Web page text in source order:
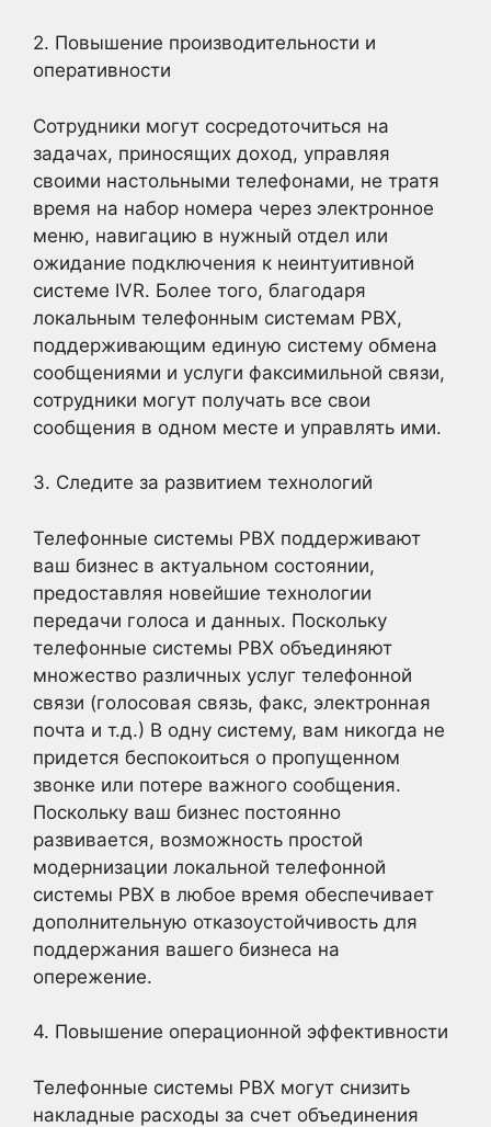
2. Повышение производительности и
оперативности
Сотрудники могут сосредоточиться на
задачах, приносящих доход, управляя
своими настольными телефонами, не тратя
время на набор номера через электронное
меню, навигацию в нужный отдел или
ожидание подключения к неинтуитивной
системе IVR. Более того, благодаря
локальным телефонным системам PBX,
поддерживающим единую систему обмена
сообщениями и услуги факсимильной связи,
сотрудники могут получать все свои
сообщения в одном месте и управлять ими.
3. Следите за развитием технологий
Телефонные системы PBX поддерживают
ваш бизнес в актуальном состоянии,
предоставляя новейшие технологии
передачи голоса и данных. Поскольку
телефонные системы PBX объединяют
множество различных услуг телефонной
связи (голосовая связь, факс, электронная
почта и т.д.) В одну систему, вам никогда не
придется беспокоиться о пропущенном
звонке или потере важного сообщения.
Поскольку ваш бизнес постоянно
развивается, возможность простой
модернизации локальной телефонной
системы PBX в любое время обеспечивает
дополнительную отказоустойчивость для
поддержания вашего бизнеса на
опережение.
4. Повышение операционной эффективности
Телефонные системы PBX могут снизить
накладные расходы за счет объединения